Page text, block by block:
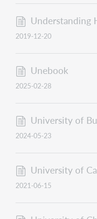
Understanding
2019-12-20
Unebook
2025-02-28
University of
2024-05-23
University of
2021-06-15